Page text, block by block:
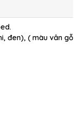
đen), ( màu vân gỗ